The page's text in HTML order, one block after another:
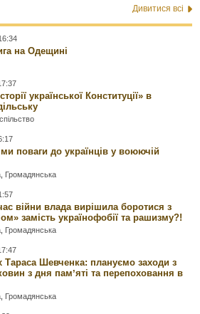
Дивитися всі
на Одещині
української Конституції» в
поваги до українців у воюючій
Громадянська
війни влада вирішила боротися з
замість українофобії та рашизму?!
Громадянська
Тараса Шевченка: плануємо заходи з
з дня памʼяті та перепоховання в
Громадянська